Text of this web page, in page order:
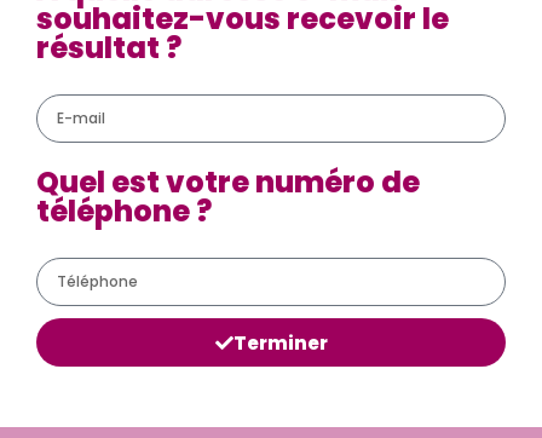
souhaitez-vous recevoir le
résultat ?
Quel est votre numéro de
téléphone ?
Terminer